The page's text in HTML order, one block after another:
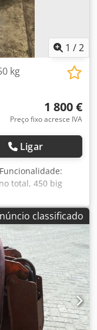
1 /2
kg
1 800 €
Preço fixo acresce IVA
Ligar
total, 450 big
unidades.
adicional dos
Big Bags,
(carga segura de
em cima, fundo
margem,
(100x120x100
aprox.
vendemos sacos
acima refere-se ao
classificado